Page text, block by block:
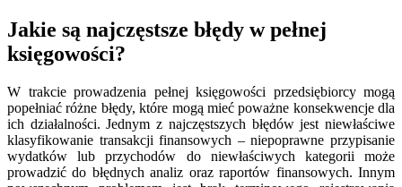
Jakie są najczęstsze błędy w pełnej
księgowości?
W trakcie prowadzenia pełnej księgowości przedsiębiorcy mogą
popełniać różne błędy, które mogą mieć poważne konsekwencje dla
ich działalności. Jednym z najczęstszych błędów jest niewłaściwe
klasyfikowanie transakcji finansowych – niepoprawne przypisanie
wydatków lub przychodów do niewłaściwych kategorii może
prowadzić do błędnych analiz oraz raportów finansowych. Innym